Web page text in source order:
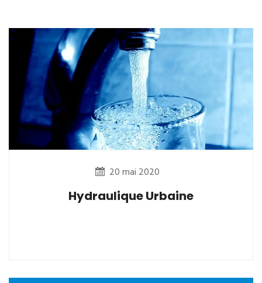
20 mai 2020
Hydraulique Urbaine